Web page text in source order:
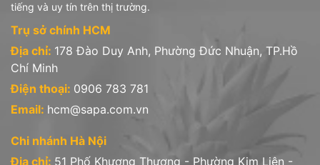
tiếng và uy tín trên thị trường.
Trụ sở chính HCM
Địa chỉ: 178 Đào Duy Anh, Phường Đức Nhuận, TP.Hồ
Chí Minh
Điện thoại: 0906 783 781
Email: hcm@sapa.com.vn
Chi nhánh Hà Nội
Địa chỉ: 51 Phố Khương Thượng - Phường Kim Liên -